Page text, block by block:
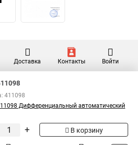
Доставка Контакты Войти
411098
Дифференциальный автоматический
+ В корзину